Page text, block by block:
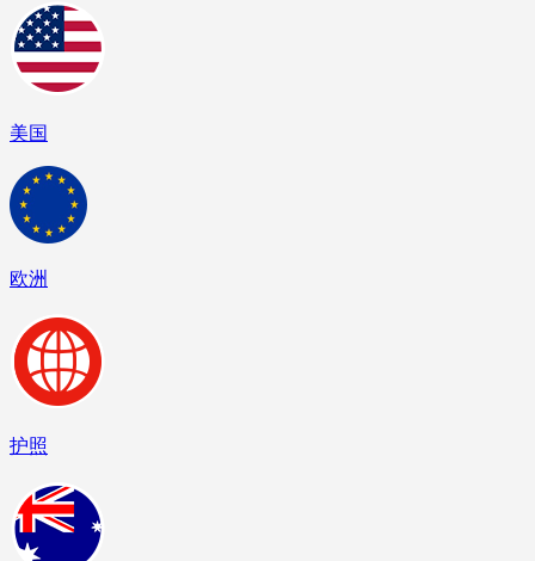
美国
欧洲
护照